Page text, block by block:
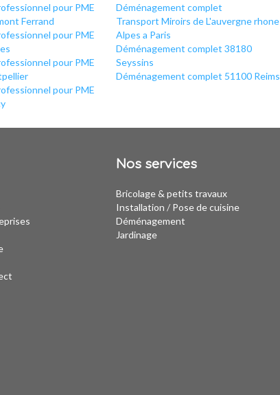
pour PME
Ferrand
pour PME
pour PME
pour PME
Déménagement complet
Transport Miroirs de L'auvergne rhone
Alpes a Paris
Déménagement complet 38180
Seyssins
Déménagement complet 51100 Reims
Nos services
Bricolage & petits travaux
Installation / Pose de cuisine
Déménagement
Jardinage